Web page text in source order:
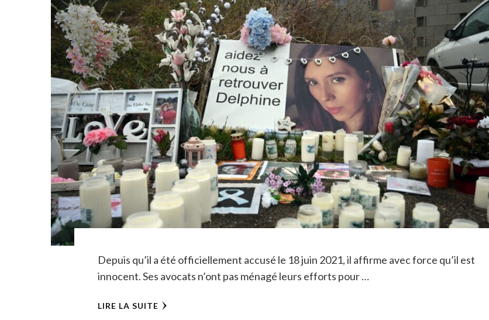
Depuis qu’il a été officiellement accusé le 18 juin 2021, il affirme avec force qu’il est
innocent. Ses avocats n’ont pas ménagé leurs efforts pour …
LIRE LA SUITE